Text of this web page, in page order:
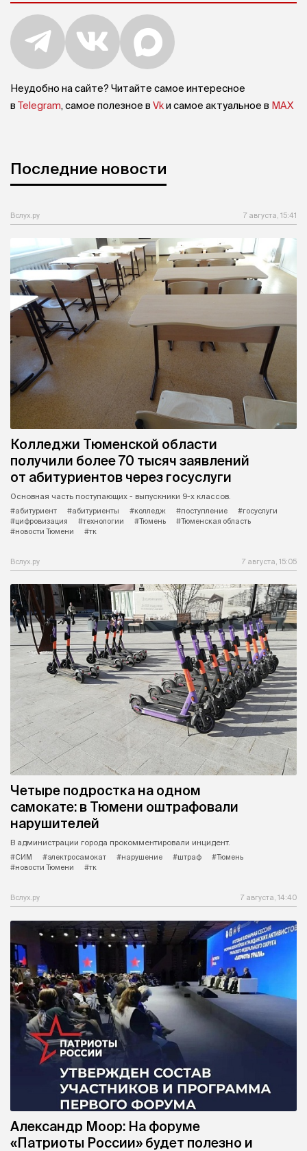
Неудобно на сайте? Читайте самое интересное
в Telegram, самое полезное в Vkи самое актуальное в MAX
Последние новости
Вслух.ру 7 августа, 15:41
Колледжи Тюменской области
получили более 70 тысяч заявлений
от абитуриентов через госуслуги
Основная часть поступающих - выпускники 9-х классов.
#абитуриент
#абитуриенты #колледж #поступление
#госуслуги
#цифровизация
#технологии #Тюмень
#Тюменская область
#новости Тюмени
#тк
Вслух.ру 7 августа, 15:05
Четыре подростка на одном
самокате: в Тюмени оштрафовали
нарушителей
В администрации города прокомментировали инцидент.
#СИМ
#электросамокат #нарушение #штраф
#Тюмень
#новости Тюмени
#тк
Вслух.ру 7 августа, 14:40
Александр Моор: На форуме
«Патриоты России» будет полезно и